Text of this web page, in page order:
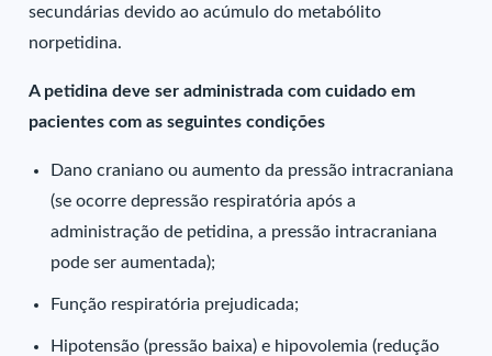
secundárias devido ao acúmulo do metabólito
norpetidina.
A petidina deve ser administrada com cuidado em
pacientes com as seguintes condições
Dano craniano ou aumento da pressão intracraniana
(se ocorre depressão respiratória após a
administração de petidina, a pressão intracraniana
pode ser aumentada);
Função respiratória prejudicada;
Hipotensão (pressão baixa) e hipovolemia (redução